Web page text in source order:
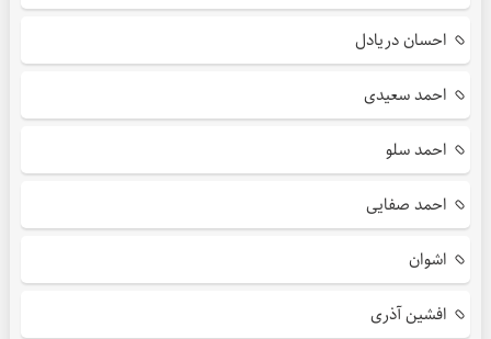
احسان دریادل
احمد سعیدی
احمد سلو
احمد صفایی
اشوان
افشین آذری